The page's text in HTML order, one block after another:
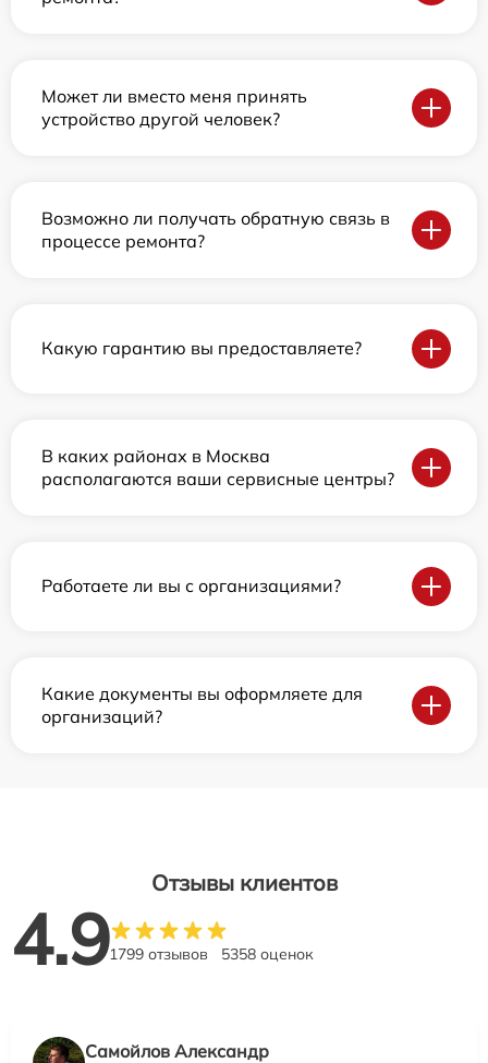
Может ли вместо меня принять
устройство другой человек?
Возможно ли получать обратную связь в
процессе ремонта?
Какую гарантию вы предоставляете?
В каких районах в Москва
располагаются ваши сервисные центры?
Работаете ли вы с организациями?
Какие документы вы оформляете для
организаций?
Отзывы клиентов
4.91799 отзывов 5358 оценок
Самойлов Александр